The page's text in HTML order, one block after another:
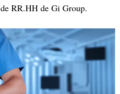
RR.HH de Gi Group.